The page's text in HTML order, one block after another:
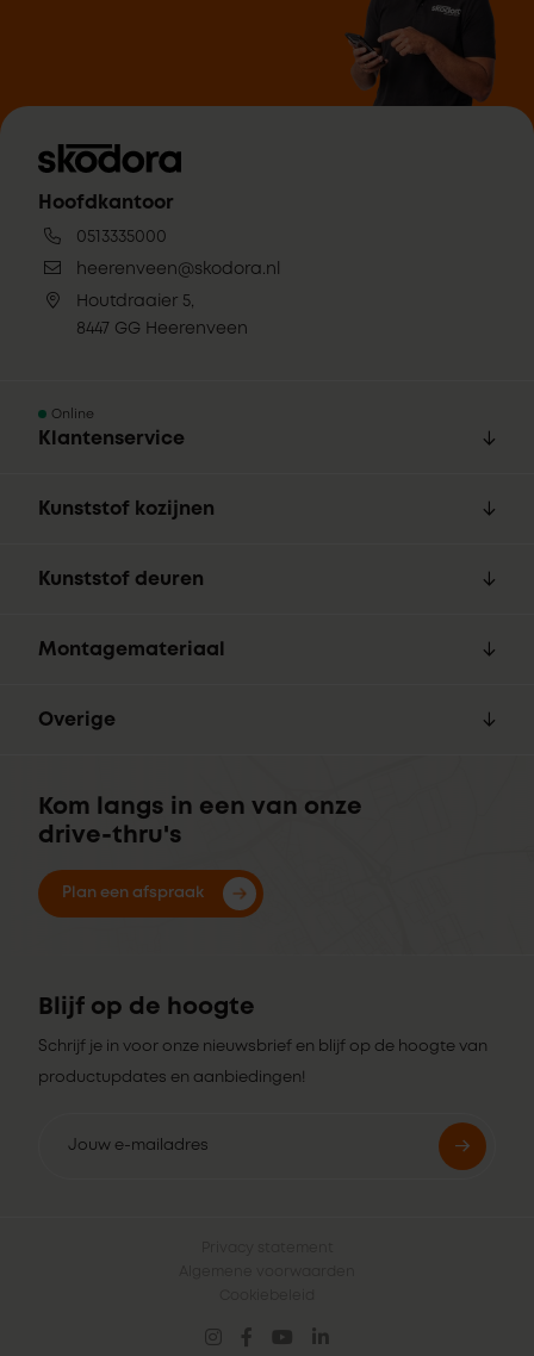
Hoofdkantoor
0513335000
heerenveen@skodora.nl
Houtdraaier 5,
8447 GG Heerenveen
Online
Klantenservice
Kunststof kozijnen
Kunststof deuren
Montagemateriaal
Overige
Kom langs in een van onze
drive-thru's
Plan een afspraak
Blijf op de hoogte
Schrijf je in voor onze nieuwsbrief en blijf op de hoogte van
productupdates en aanbiedingen!